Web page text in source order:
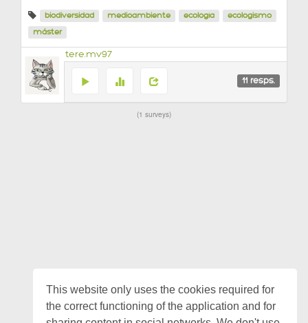
This website only uses the cookies required for
the correct functioning of the application and for
biodiversidad medioambiente ecología
ecologismo
máster
tere.mv97
11 resps.
1 surveys